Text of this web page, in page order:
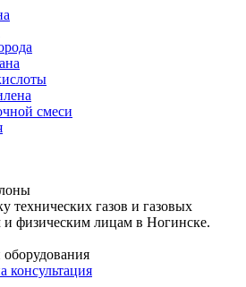
смеси
технических газов и газовых
и физическим лицам в Ногинске.
оборудования
консультация